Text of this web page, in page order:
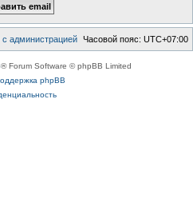
Часовой пояс: UTC+07:00
с администрацией
® Forum Software © phpBB Limited
phpBB